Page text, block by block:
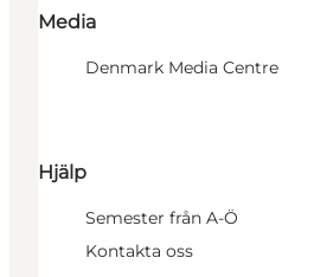
Media
Denmark Media Centre
Hjälp
Semester från A-Ö
Kontakta oss